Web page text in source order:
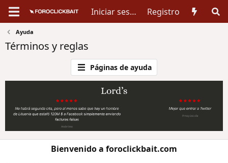
Iniciar sesión Registro
Ayuda
Términos y reglas
Páginas de ayuda
Bienvenido a foroclickbait.com